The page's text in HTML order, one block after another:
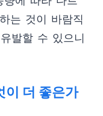
는 것이 바람직
발할 수 있으니
이 더 좋은가